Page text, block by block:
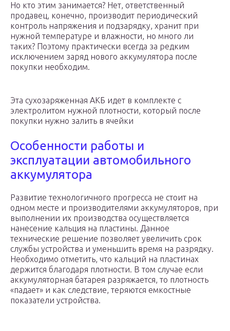
Но кто этим занимается? Нет, ответственный
продавец, конечно, производит периодический
контроль напряжения и подзарядку, хранит при
нужной температуре и влажности, но много ли
таких? Поэтому практически всегда за редким
исключением заряд нового аккумулятора после
покупки необходим.
Эта сухозаряженная АКБ идет в комплекте с
электролитом нужной плотности, который после
покупки нужно залить в ячейки
Особенности работы и
эксплуатации автомобильного
аккумулятора
Развитие технологичного прогресса не стоит на
одном месте и производителями аккумуляторов, при
выполнении их производства осуществляется
нанесение кальция на пластины. Данное
технические решение позволяет увеличить срок
службы устройства и уменьшить время на разрядку.
Необходимо отметить, что кальций на пластинах
держится благодаря плотности. В том случае если
аккумуляторная батарея разряжается, то плотность
«падает» и как следствие, теряются емкостные
показатели устройства.